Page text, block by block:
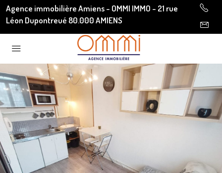
Agence immobilière Amiens - OMMI IMMO - 21 rue
Léon Dupontreué 80.000 AMIENS